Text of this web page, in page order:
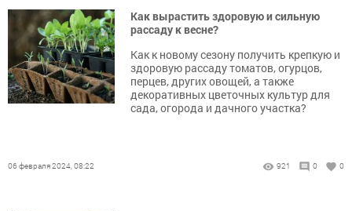
Как вырастить здоровую и сильную
рассаду к весне?
Как к новому сезону получить крепкую и
здоровую рассаду томатов, огурцов,
перцев, других овощей, а также
декоративных цветочных культур для
сада, огорода и дачного участка?
06 февраля 2024, 08:22 921 0 0